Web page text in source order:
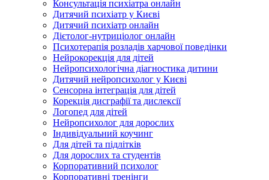
Консультація психіатра онлайн
Дитячий психіатр у Києві
Дитячий психіатр онлайн
Дієтолог-нутриціолог онлайн
Психотерапія розладів харчової поведінки
Нейрокорекція для дітей
Нейропсихологічна діагностика дитини
Дитячий нейропсихолог у Києві
Сенсорна інтеграція для дітей
Корекція дисграфії та дислексії
Логопед для дітей
Нейропсихолог для дорослих
Індивідуальний коучинг
Для дітей та підлітків
Для дорослих та студентів
Корпоративний психолог
Корпоративні тренінги